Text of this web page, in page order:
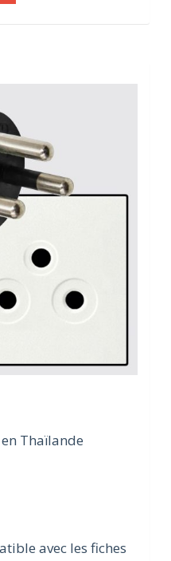
Thaïlande
avec les fiches